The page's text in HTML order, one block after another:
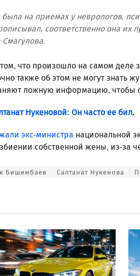
на приемах у неврологов,
соответственно она их
что произошло на самом деле
также об этом не могут знать
ложную информацию, чтобы
Нукеновой: Он часто ее бил.
экс-министра национальной
собственной жены, из-за
Бишимбаев Салтанат Нукенова